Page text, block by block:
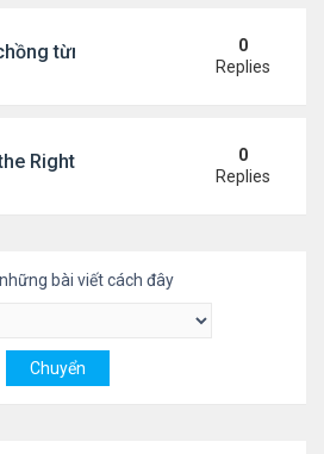
từng ngạc nhiên vì tôi luôn trả
0
Replies
Right Retail POS Matter?0
Replies
bài viết cách đây